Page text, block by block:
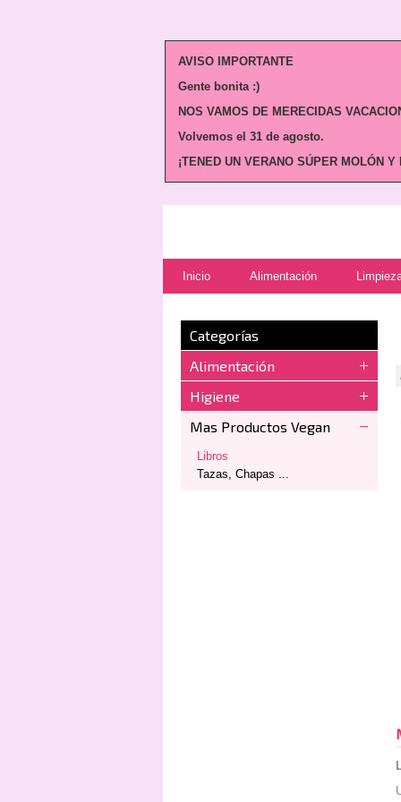
AVISO IMPORTANTE
Gente bonita :)
NOS VAMOS DE MERECIDAS
Volvemos el 31 de agosto.
¡TENED UN VERANO SÚPER MOLÓN
Inicio Alimentación
Categorías
Alimentación
Higiene
Mas Productos Vegan
Libros
Tazas, Chapas ...